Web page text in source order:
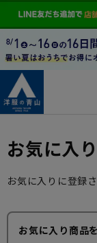
お気に入り
お気に入りに登録
お気に入り商品